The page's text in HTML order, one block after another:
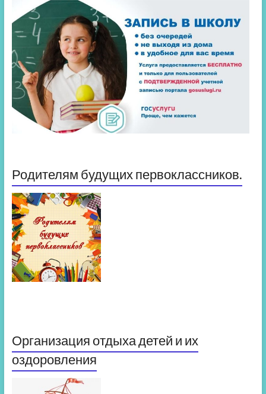
Родителям будущих первоклассников.
Организация отдыха детей и их
оздоровления